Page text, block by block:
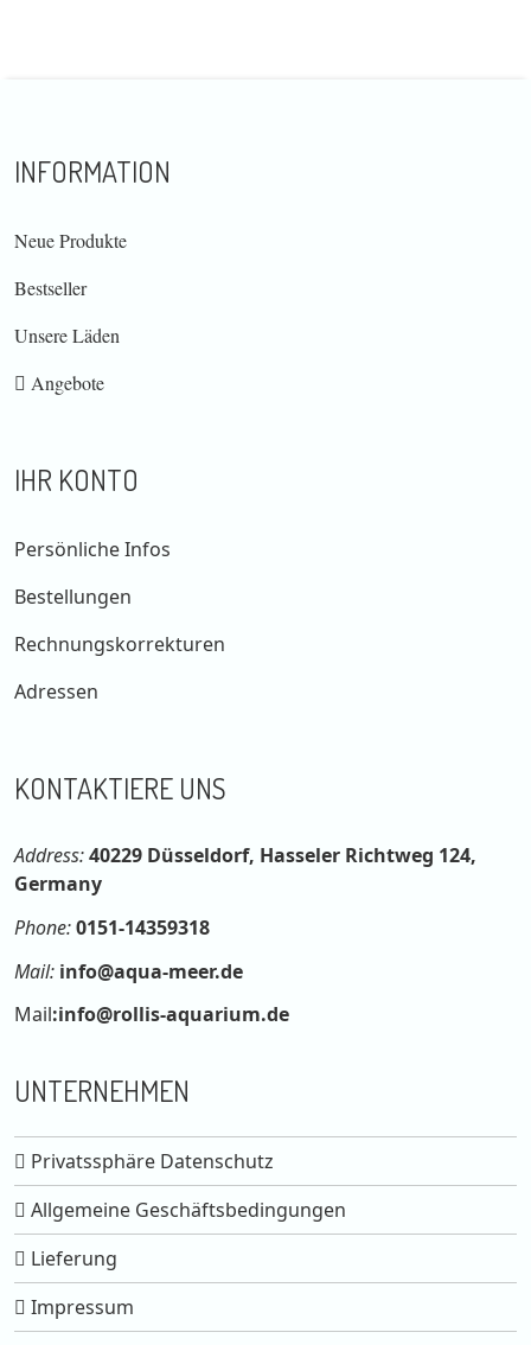
INFORMATION
Neue Produkte
Bestseller
Unsere Läden
Angebote
IHR KONTO
Persönliche Infos
Bestellungen
Rechnungskorrekturen
Adressen
KONTAKTIERE UNS
Address:40229 Düsseldorf, Hasseler Richtweg 124,
Germany
Phone:0151-14359318
Mail: info@aqua-meer.de
Mail:info@rollis-aquarium.de
UNTERNEHMEN
Privatssphäre Datenschutz
Allgemeine Geschäftsbedingungen
Lieferung
Impressum